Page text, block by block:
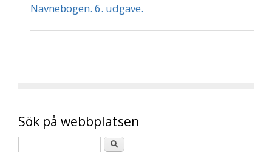
Navnebogen. 6. udgave.
Sök på webbplatsen